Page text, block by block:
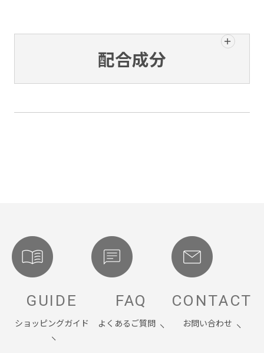
配合成分
GUIDE
ショッピングガイド
FAQ
よくあるご質問
CONTACT
お問い合わせ